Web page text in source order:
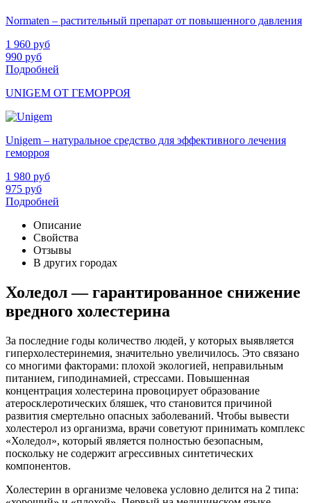
Normaten – растительный препарат от повышенного давления
1 960 руб
990 руб
Подробней
UNIGEM ОТ ГЕМОРРОЯ
Unigem – натуральное средство для эффективного лечения
геморроя
1 980 руб
975 руб
Подробней
Описание
Свойства
Отзывы
В других городах
Холедол — гарантированное снижение
вредного холестерина
За последние годы количество людей, у которых выявляется
гиперхолестеринемия, значительно увеличилось. Это связано
со многими факторами: плохой экологией, неправильным
питанием, гиподинамией, стрессами. Повышенная
концентрация холестерина провоцирует образование
атеросклеротических бляшек, что становится причиной
развития смертельно опасных заболеваний. Чтобы вывести
холестерол из организма, врачи советуют принимать комплекс
«Холедол», который является полностью безопасным,
поскольку не содержит агрессивных синтетических
компонентов.
Холестерин в организме человека условно делится на 2 типа: